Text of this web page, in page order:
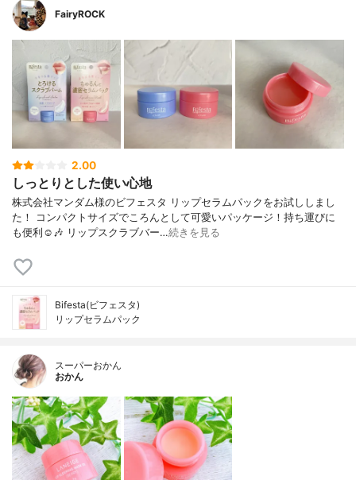
FairyROCK
2.00
しっとりとした使い心地
株式会社マンダム様のビフェスタ リップセラムパックをお試ししまし
た！ コンパクトサイズでころんとして可愛いパッケージ！持ち運びに
も便利☺️🎶 リップスクラブバー…続きを見る
Bifesta(ビフェスタ)
リップセラムパック
スーパーおかん
おかん